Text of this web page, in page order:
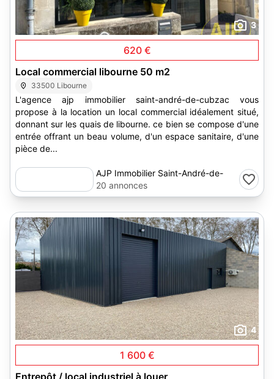
3
620 €
Local commercial libourne 50 m2
33500 Libourne
L'agence ajp immobilier saint-andré-de-cubzac vous
propose à la location un local commercial idéalement situé,
donnant sur les quais de libourne. ce bien se compose d'une
entrée offrant un beau volume, d'un espace sanitaire, d'une
pièce de...
AJP Immobilier Saint-André-de-
Cubzac
20 annonces
4
1 600 €
Entrepôt / local industriel à louer